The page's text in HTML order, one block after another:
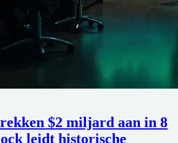
$2 miljard aan in 8
leidt historische